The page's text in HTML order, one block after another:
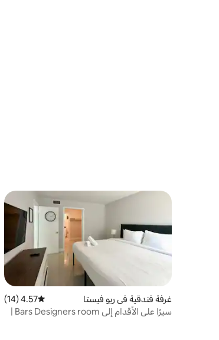
غرفة فندقية في ريو فيستا متوسط التقييم 4.57 من 5، 14
4.57 (14)